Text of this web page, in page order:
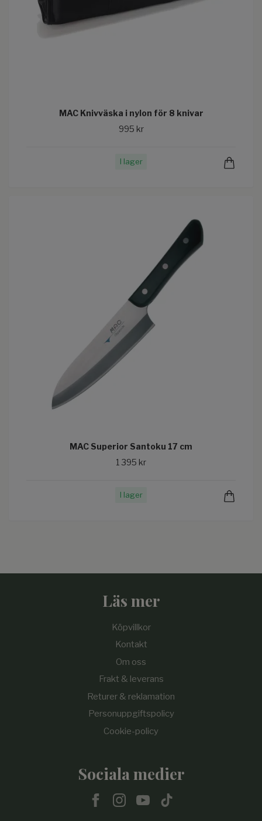
MAC Knivväska i nylon för 8 knivar
995 kr
I lager
MAC Superior Santoku 17 cm
1 395 kr
I lager
Läs mer
Köpvillkor
Kontakt
Om oss
Frakt & leverans
Returer & reklamation
Personuppgiftspolicy
Cookie-policy
Sociala medier